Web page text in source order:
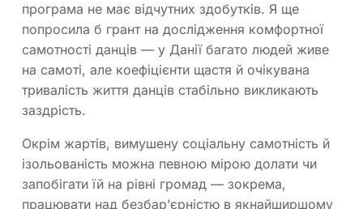
програма не має відчутних здобутків. Я ще
попросила б грант на дослідження комфортної
самотності данців — у Данії багато людей живе
на самоті, але коефіцієнти щастя й очікувана
тривалість життя данців стабільно викликають
заздрість.
Окрім жартів, вимушену соціальну самотність й
ізольованість можна певною мірою долати чи
запобігати їй на рівні громад — зокрема,
працювати над безбар’єрністю в якнайширшому